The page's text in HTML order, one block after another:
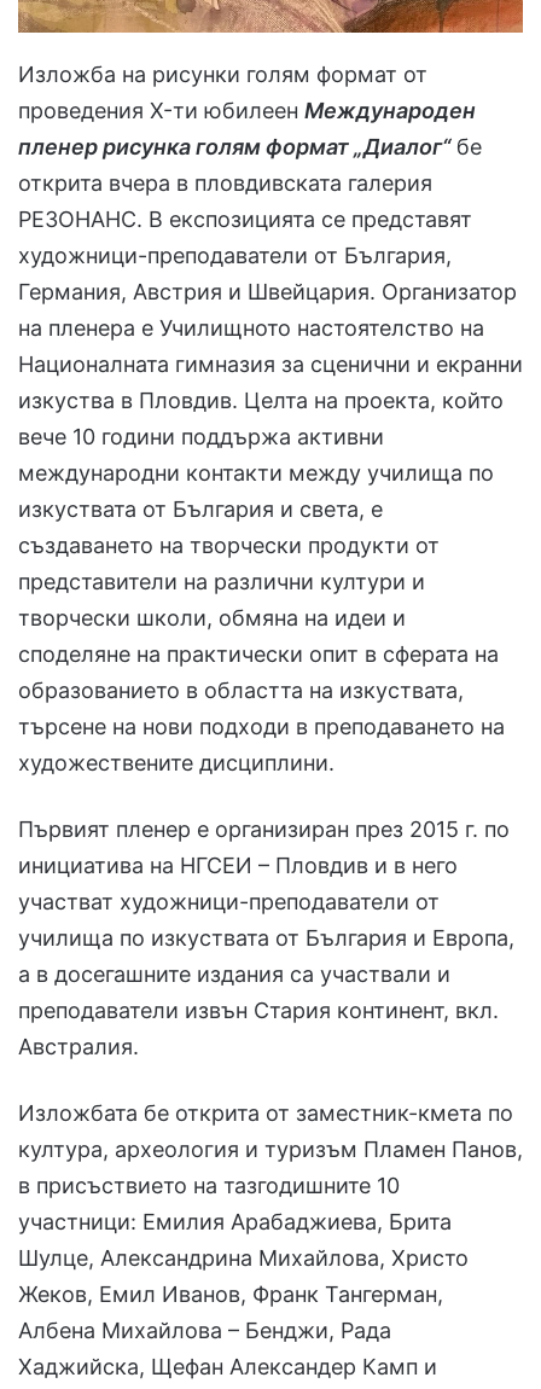
Изложба на рисунки голям формат от
проведения X-ти юбилеен Международен
пленер рисунка голям формат „Диалог“бе
открита вчера в пловдивската галерия
РЕЗОНАНС. В експозицията се представят
художници-преподаватели от България,
Германия, Австрия и Швейцария. Организатор
на пленера е Училищното настоятелство на
Националната гимназия за сценични и екранни
изкуства в Пловдив. Целта на проекта, който
вече 10 години поддържа активни
международни контакти между училища по
изкуствата от България и света, е
създаването на творчески продукти от
представители на различни култури и
творчески школи, обмяна на идеи и
споделяне на практически опит в сферата на
образованието в областта на изкуствата,
търсене на нови подходи в преподаването на
художествените дисциплини.
Първият пленер е организиран през 2015 г. по
инициатива на НГСЕИ – Пловдив и в него
участват художници-преподаватели от
училища по изкуствата от България и Европа,
а в досегашните издания са участвали и
преподаватели извън Стария континент, вкл.
Австралия.
Изложбата бе открита от заместник-кмета по
култура, археология и туризъм Пламен Панов,
в присъствието на тазгодишните 10
участници: Емилия Арабаджиева, Брита
Шулце, Александрина Михайлова, Христо
Жеков, Емил Иванов, Франк Тангерман,
Албена Михайлова – Бенджи, Рада
Хаджийска, Щефан Александер Камп и